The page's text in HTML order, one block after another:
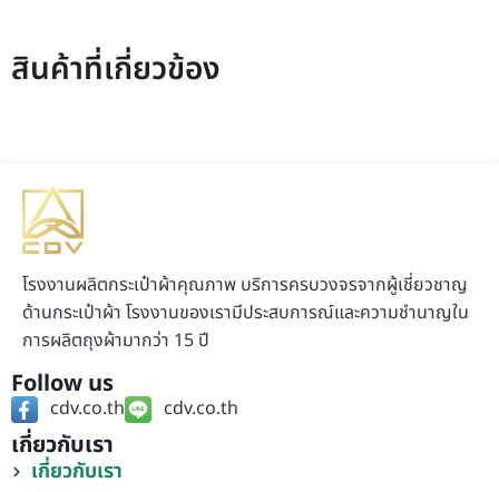
สินค้าที่เกี่ยวข้อง
โรงงานผลิตกระเป๋าผ้าคุณภาพ บริการครบวงจรจากผู้เชี่ยวชาญ
ด้านกระเป๋าผ้า โรงงานของเรามีประสบการณ์และความชำนาญใน
การผลิตถุงผ้ามากว่า 15 ปี
Follow us
cdv.co.th cdv.co.th
เกี่ยวกับเรา
เกี่ยวกับเรา